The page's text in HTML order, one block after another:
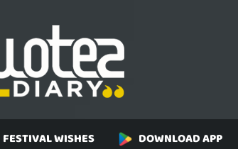
FESTIVAL WISHES DOWNLOAD APP